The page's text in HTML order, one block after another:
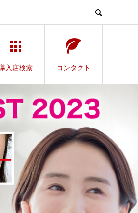
入店検索 コンタクト